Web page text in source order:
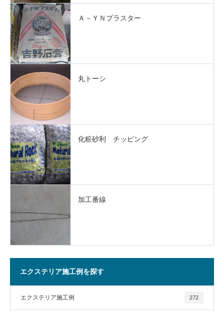
Ａ－ＹＮプラスター
丸トーシ
化粧砂利 チッピング
加工番線
エクステリア施工例を探す
エクステリア施工例 272